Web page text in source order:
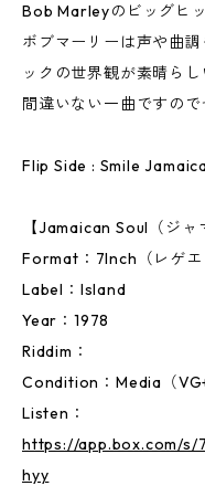
Bob Marleyのビッグヒ
ボブマーリーは声や曲
ックの世界観が素晴らし
間違いない一曲ですの
Flip Side : Smile
【Jamaican Soul（ジャ
Format：7Inch（レゲエ
Label：Island
Year：1978
Riddim：
Condition：Media（
Listen：
https://app.box.com/s/
hyy